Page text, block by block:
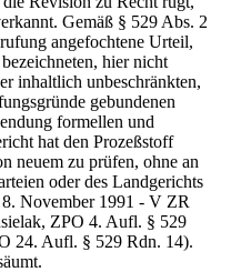
Gemäß § 529 Abs. 2
angefochtene Urteil,
hier nicht
inhaltlich unbeschränkten,
gebundenen
formellen und
hat den Prozeßstoff
neuem zu prüfen, ohne an
oder des Landgerichts
November 1991 - V ZR
ZPO 4. Aufl. § 529
24. Aufl. § 529 Rdn. 14).